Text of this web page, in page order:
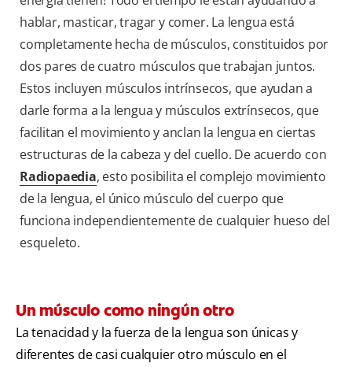
hablar, masticar, tragar y comer. La lengua está
completamente hecha de músculos, constituidos por
dos pares de cuatro músculos que trabajan juntos.
Estos incluyen músculos intrínsecos, que ayudan a
darle forma a la lengua y músculos extrínsecos, que
facilitan el movimiento y anclan la lengua en ciertas
estructuras de la cabeza y del cuello. De acuerdo con
Radiopaedia, esto posibilita el complejo movimiento
de la lengua, el único músculo del cuerpo que
funciona independientemente de cualquier hueso del
esqueleto.
Un músculo como ningún otro
La tenacidad y la fuerza de la lengua son únicas y
diferentes de casi cualquier otro músculo en el